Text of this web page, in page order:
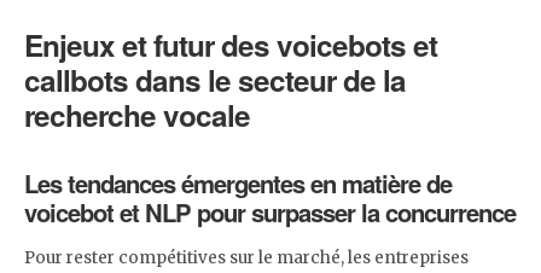
Enjeux et futur des voicebots et
callbots dans le secteur de la
recherche vocale
Les tendances émergentes en matière de
voicebot et NLP pour surpasser la concurrence
Pour rester compétitives sur le marché, les entreprises